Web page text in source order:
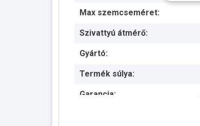
Max szemcseméret:
Szivattyú átmérő:
Gyártó:
Termék súlya:
Garancia: